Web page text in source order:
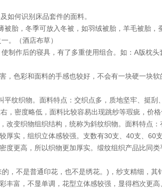
何识别床品套件的面料。
胎，冬季可放入冬被，如羽绒被胎，羊毛被胎，
。（酒店布草）
作后的寝具，有了多重使用组合。如：A版枕头
色彩和面料的手感也较好，不会有一块硬一块软
织物。面料特点：交织点多，质地坚牢、挺刮
密度略低，面料比较容易出现跳纱等瑕疵，价格
变织物组织结构，统称为斜纹织物。面料特点：
实，组织立体感较强。支数有30支、40支、60支
更高，所以织物更加厚实。缎纹组织产品比同类
不是普通印花，也不是绣花。)，纱支精细，其
富，不显单调，花型立体感较强，显得档次更高